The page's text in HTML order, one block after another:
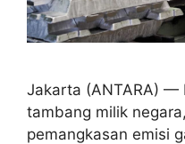
Jakarta (ANTARA) —
tambang milik
pemangkasan emisi